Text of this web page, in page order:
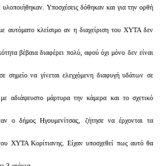
υλοποιήθηκαν. Υποσχέσεις δόθηκαν και για την ορθή
αυτόματο κλείσιμο αν η διαχείριση του ΧΥΤΑ δεν
βέβαια διαφέρει πολύ, αφού όχι μόνο δεν είναι
σημείο να γίνεται ελεγχόμενη διαφυγή υδάτων σε
αδιάψευστο μάρτυρα την κάμερα και το σχετικό
ο δήμος Ηγουμενίτσας, ζήτησε να έρχονται τα
ΧΥΤΑ Κορίτιανης. Είχαν υποσχεθεί πως αυτό θα